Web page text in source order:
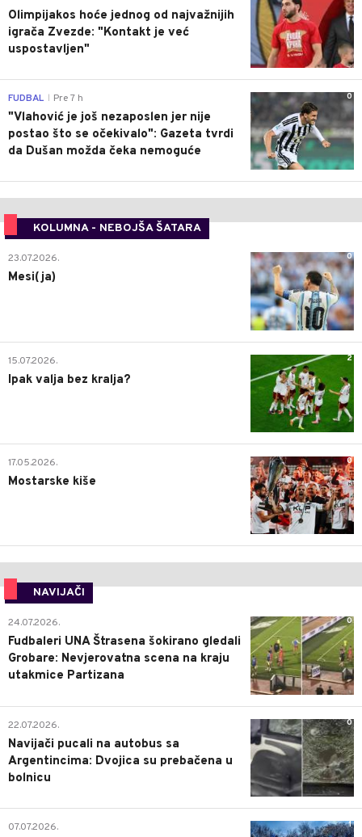
Olimpijakos hoće jednog od najvažnijih
igrača Zvezde: "Kontakt je već
uspostavljen"
0
FUDBAL Pre 7 h
"Vlahović je još nezaposlen jer nije
postao što se očekivalo": Gazeta tvrdi
da Dušan možda čeka nemoguće
KOLUMNA - NEBOJŠA ŠATARA
0
23.07.2026.
Mesi(ja)
2
15.07.2026.
Ipak valja bez kralja?
0
17.05.2026.
Mostarske kiše
NAVIJAČI
0
24.07.2026.
Fudbaleri UNA Štrasena šokirano gledali
Grobare: Nevjerovatna scena na kraju
utakmice Partizana
0
22.07.2026.
Navijači pucali na autobus sa
Argentincima: Dvojica su prebačena u
bolnicu
1
07.07.2026.